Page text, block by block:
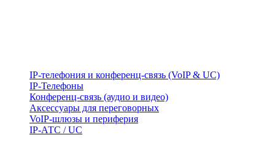
IP-телефония и конференц-связь (VoIP & UC)
IP-Телефоны
Конференц-связь (аудио и видео)
Аксессуары для переговорных
VoIP-шлюзы и периферия
IP-АТС / UC